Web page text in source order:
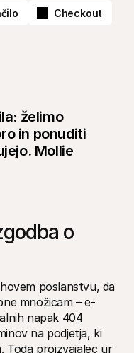
vašem bančnem
želimo
in ponuditi
Mollie
o
poslanstvu, da
množicam – e-
napak 404
na podjetja, ki
Toda proizvajalec ur
Checkout